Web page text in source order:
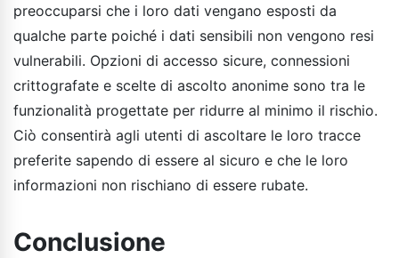
preoccuparsi che i loro dati vengano esposti da
qualche parte poiché i dati sensibili non vengono resi
vulnerabili. Opzioni di accesso sicure, connessioni
crittografate e scelte di ascolto anonime sono tra le
funzionalità progettate per ridurre al minimo il rischio.
Ciò consentirà agli utenti di ascoltare le loro tracce
preferite sapendo di essere al sicuro e che le loro
informazioni non rischiano di essere rubate.
Conclusione